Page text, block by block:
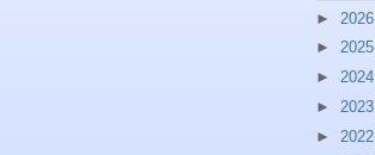
► 2026
► 2025
► 2024
► 2023
► 2022